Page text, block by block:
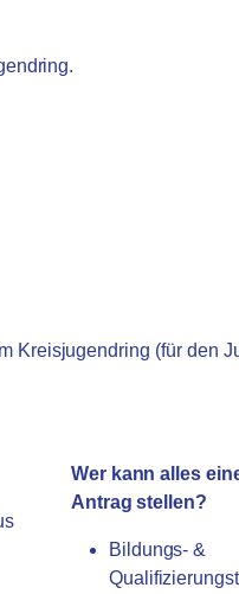
Kreisjugendring (für den
Wer kann alles
Antrag stellen?
Bildungs- &